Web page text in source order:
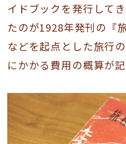
イドブックを発行して
たのが1928年発刊の『
などを起点とした旅行
にかかる費用の概算が記